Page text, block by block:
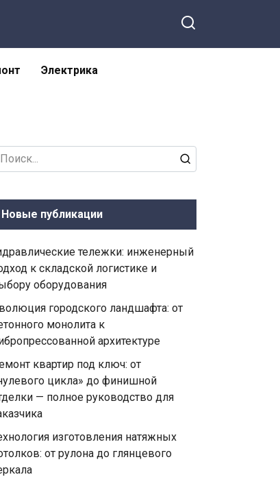
Электрика
Новые публикации
тележки: инженерный
к складской логистике и
оборудования
городского ландшафта: от
монолита к
архитектуре
квартир под ключ: от
цикла» до финишной
— полное руководство для
изготовления натяжных
от рулона до глянцевого